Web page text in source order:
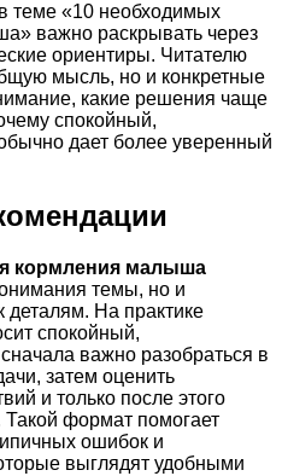
в теме «10 необходимых
важно раскрывать через
ориентиры. Читателю
мысль, но и конкретные
какие решения чаще
спокойный,
дает более уверенный
кормления малыша
темы, но и
деталям. На практике
спокойный,
важно разобраться в
затем оценить
и только после этого
формат помогает
ошибок и
выглядят удобными